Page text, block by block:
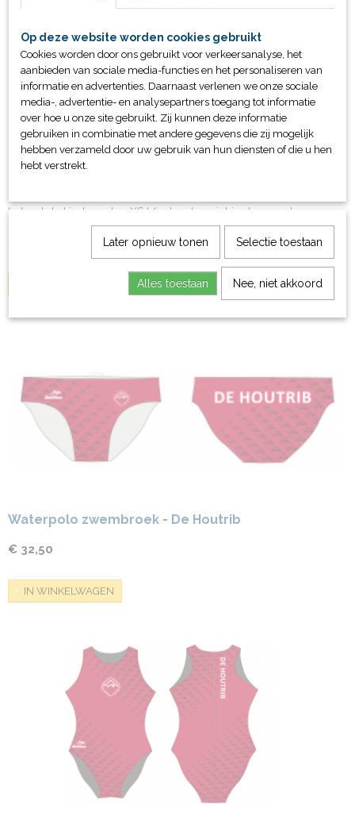
Let op! de kindermaten XS t/m L zaten niet in de passet maar…
Waterpolo zwembroek - De Houtrib
€ 32,50
IN WINKELWAGEN
Op deze website worden cookies gebruikt
Cookies worden door ons gebruikt voor verkeersanalyse, het
aanbieden van sociale media-functies en het personaliseren van
informatie en advertenties. Daarnaast verlenen we onze sociale
media-, advertentie- en analysepartners toegang tot informatie
over hoe u onze site gebruikt. Zij kunnen deze informatie
gebruiken in combinatie met andere gegevens die zij mogelijk
hebben verzameld door uw gebruik van hun diensten of die u hen
hebt verstrekt.
Later opnieuw tonen Selectie toestaan
Alles toestaan Nee, niet akkoord